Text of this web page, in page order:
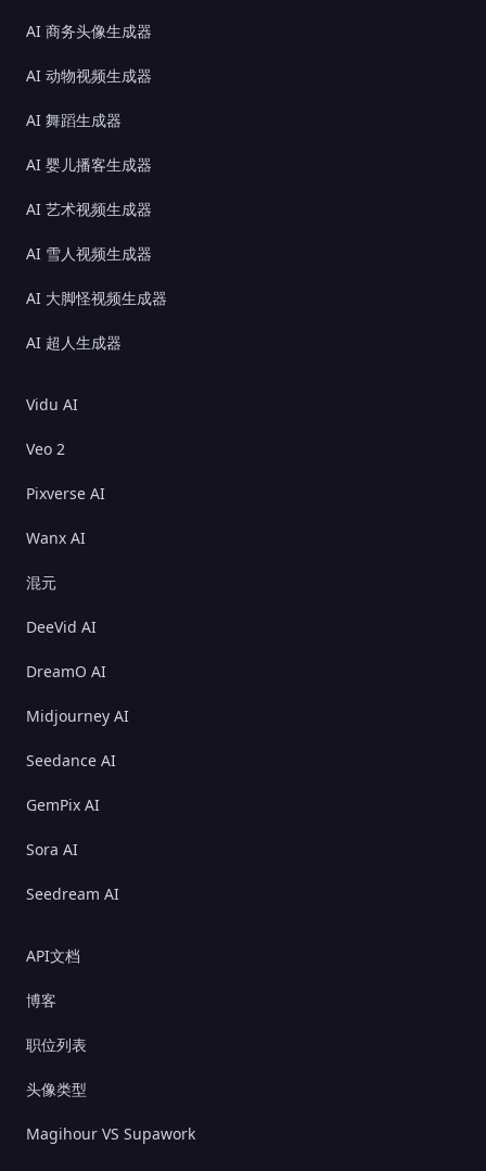
AI 商务头像生成器
AI 动物视频生成器
AI 舞蹈生成器
AI 婴儿播客生成器
AI 艺术视频生成器
AI 雪人视频生成器
AI 大脚怪视频生成器
AI 超人生成器
Vidu AI
Veo 2
Pixverse AI
Wanx AI
混元
DeeVid AI
DreamO AI
Midjourney AI
Seedance AI
GemPix AI
Sora AI
Seedream AI
API文档
博客
职位列表
头像类型
Magihour VS Supawork